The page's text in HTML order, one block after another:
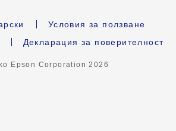
Условия за ползване
Декларация за поверителност
Epson Corporation2026